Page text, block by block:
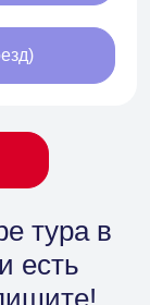
тура в
есть